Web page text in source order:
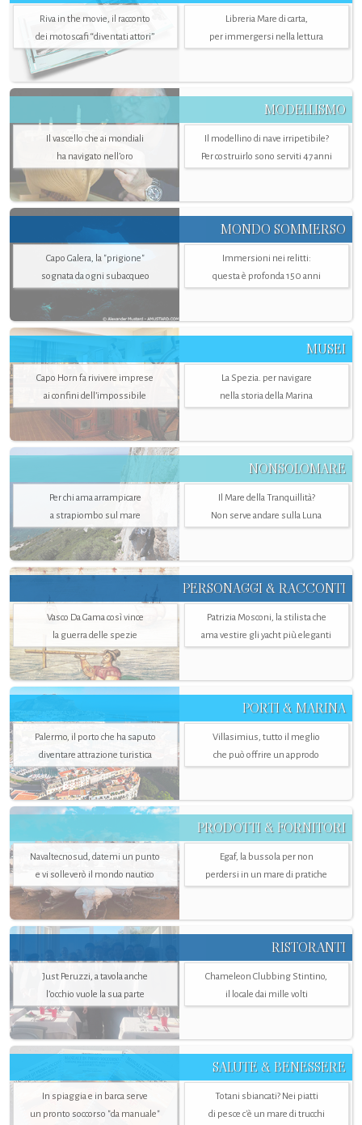
Riva in the movie, il racconto
dei motoscafi “diventati attori”
Libreria Mare di carta,
per immergersi nella lettura
MODELLISMO
Il vascello che ai mondiali
ha navigato nell’oro
Il modellino di nave irripetibile?
Per costruirlo sono serviti 47 anni
MONDO SOMMERSO
Capo Galera, la "prigione"
sognata da ogni subacqueo
Immersioni nei relitti:
questa è profonda 150 anni
MUSEI
Capo Horn fa rivivere imprese
ai confini dell’impossibile
La Spezia. per navigare
nella storia della Marina
NONSOLOMARE
Per chi ama arrampicare
a strapiombo sul mare
Il Mare della Tranquillità?
Non serve andare sulla Luna
PERSONAGGI & RACCONTI
Vasco Da Gama così vince
la guerra delle spezie
Patrizia Mosconi, la stilista che
ama vestire gli yacht più eleganti
PORTI & MARINA
Palermo, il porto che ha saputo
diventare attrazione turistica
Villasimius, tutto il meglio
che può offrire un approdo
PRODOTTI & FORNITORI
Navaltecnosud, datemi un punto
e vi solleverò il mondo nautico
Egaf, la bussola per non
perdersi in un mare di pratiche
RISTORANTI
Just Peruzzi, a tavola anche
l’occhio vuole la sua parte
Chameleon Clubbing Stintino,
il locale dai mille volti
SALUTE & BENESSERE
In spiaggia e in barca serve
un pronto soccorso "da manuale"
Totani sbiancati? Nei piatti
di pesce c'è un mare di trucchi